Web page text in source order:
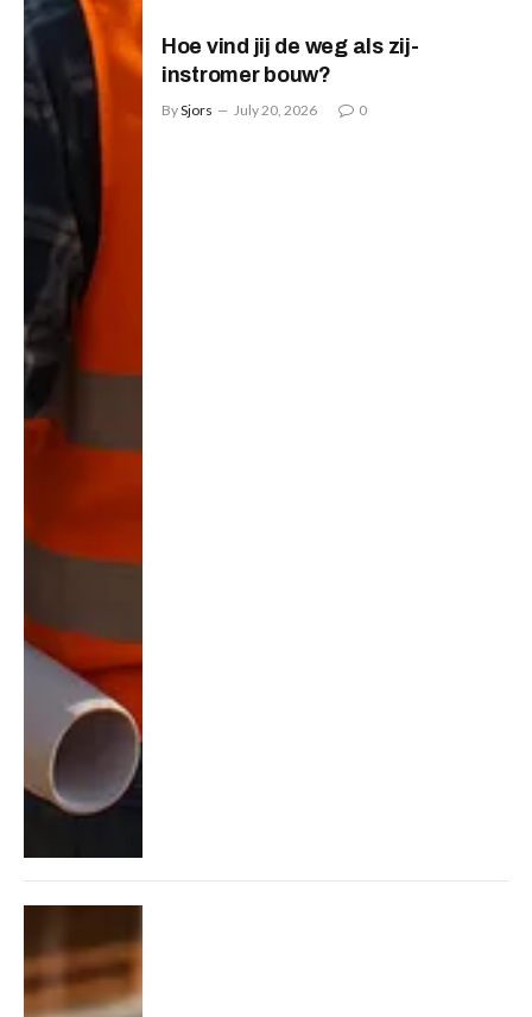
Hoe vind jij de weg als zij-
instromer bouw?
BySjors July 20, 2026 0